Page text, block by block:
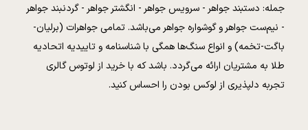
جمله: دستبند جواهر - سرویس جواهر - انگشتر جواهر - گردنبند جواهر
- نیم‌ست جواهر و گوشواره جواهر می‌باشد. تمامی جواهرات (برلیان-
باگت-تخمه) و انواع سنگ‌ها همگی با شناسنامه و تاییدیه اتحادیه
طلا به مشتریان ارائه می‌گردد. باشد که با خرید از لوتوس گالری
تجربه دلپذیری از لوکس بودن را احساس کنید.